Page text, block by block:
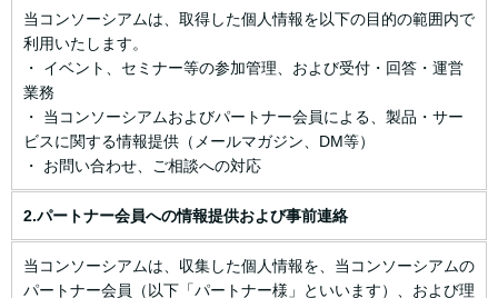
当コンソーシアムは、取得した個人情報を以下の目的の範囲内で
利用いたします。
・ イベント、セミナー等の参加管理、および受付・回答・運営
業務
・ 当コンソーシアムおよびパートナー会員による、製品・サー
ビスに関する情報提供（メールマガジン、DM等）
・ お問い合わせ、ご相談への対応
2.パートナー会員への情報提供および事前連絡
当コンソーシアムは、収集した個人情報を、当コンソーシアムの
パートナー会員（以下「パートナー様」といいます）、および理